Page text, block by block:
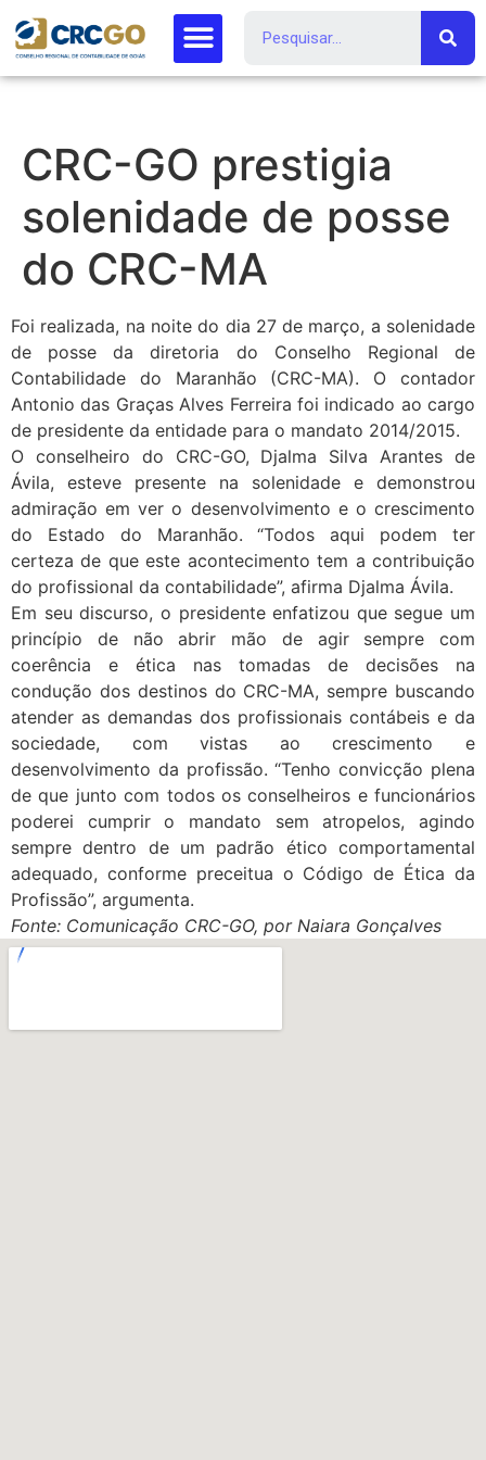
CRC-GO prestigia
solenidade de posse
do CRC-MA
Foi realizada, na noite do dia 27 de março, a solenidade
de posse da diretoria do Conselho Regional de
Contabilidade do Maranhão (CRC-MA). O contador
Antonio das Graças Alves Ferreira foi indicado ao cargo
de presidente da entidade para o mandato 2014/2015.
O conselheiro do CRC-GO, Djalma Silva Arantes de
Ávila, esteve presente na solenidade e demonstrou
admiração em ver o desenvolvimento e o crescimento
do Estado do Maranhão. “Todos aqui podem ter
certeza de que este acontecimento tem a contribuição
do profissional da contabilidade”, afirma Djalma Ávila.
Em seu discurso, o presidente enfatizou que segue um
princípio de não abrir mão de agir sempre com
coerência e ética nas tomadas de decisões na
condução dos destinos do CRC-MA, sempre buscando
atender as demandas dos profissionais contábeis e da
sociedade, com vistas ao crescimento e
desenvolvimento da profissão. “Tenho convicção plena
de que junto com todos os conselheiros e funcionários
poderei cumprir o mandato sem atropelos, agindo
sempre dentro de um padrão ético comportamental
adequado, conforme preceitua o Código de Ética da
Profissão”, argumenta.
Fonte: Comunicação CRC-GO, por Naiara Gonçalves